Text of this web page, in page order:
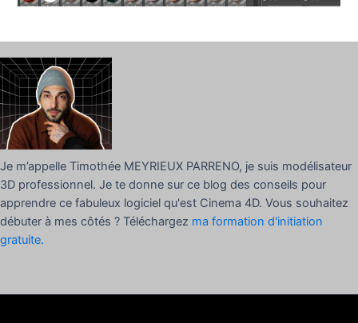
Je m’appelle Timothée MEYRIEUX PARRENO, je suis modélisateur
3D professionnel. Je te donne sur ce blog des conseils pour
apprendre ce fabuleux logiciel qu'est Cinema 4D. Vous souhaitez
débuter à mes côtés ? Téléchargez ma formation d'initiation
gratuite.